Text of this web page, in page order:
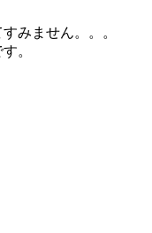
みません。。。
。